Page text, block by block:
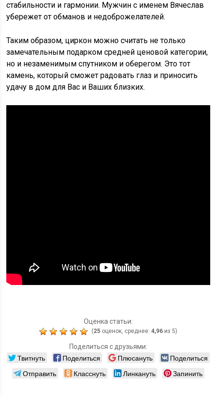
стабильности и гармонии. Мужчин с именем Вячеслав
убережет от обманов и недоброжелателей.
Таким образом, циркон можно считать не только
замечательным подарком средней ценовой категории,
но и незаменимым спутником и оберегом. Это тот
камень, который сможет радовать глаз и приносить
удачу в дом для Вас и Ваших близких.
Оценка статьи:
(25 оценок, среднее:4,96 из 5)
Поделиться с друзьями:
Твитнуть Поделиться Плюсануть
Поделиться
Отправить
Класснуть Линкануть Запинить